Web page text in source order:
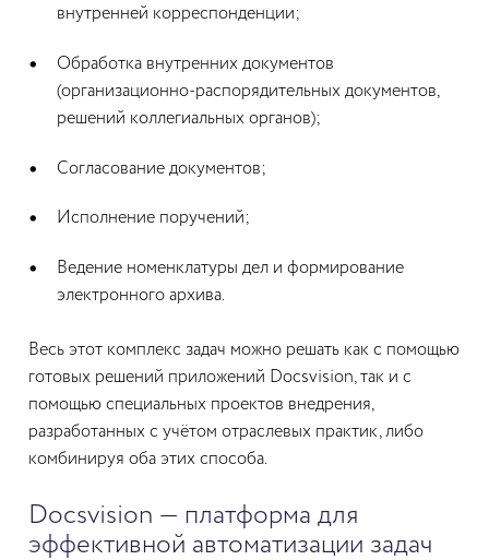
внутренней корреспонденции;
Обработка внутренних документов
(организационно-распорядительных документов,
решений коллегиальных органов);
Согласование документов;
Исполнение поручений;
Ведение номенклатуры дел и формирование
электронного архива.
Весь этот комплекс задач можно решать как с помощью
готовых решений приложений Docsvision, так и с
помощью специальных проектов внедрения,
разработанных с учётом отраслевых практик, либо
комбинируя оба этих способа.
Docsvision — платформа для
эффективной автоматизации задач